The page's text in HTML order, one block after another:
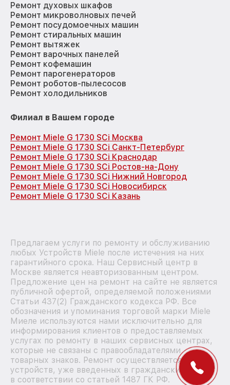
Ремонт духовых шкафов
Ремонт микроволновых печей
Ремонт посудомоечных машин
Ремонт стиральных машин
Ремонт вытяжек
Ремонт варочных панелей
Ремонт кофемашин
Ремонт парогенераторов
Ремонт роботов-пылесосов
Ремонт холодильников
Филиал в Вашем городе
Ремонт Miele G 1730 SCi Москва
Ремонт Miele G 1730 SCi Санкт-Петербург
Ремонт Miele G 1730 SCi Краснодар
Ремонт Miele G 1730 SCi Ростов-на-Дону
Ремонт Miele G 1730 SCi Нижний Новгород
Ремонт Miele G 1730 SCi Новосибирск
Ремонт Miele G 1730 SCi Казань
Предлагаем услуги по ремонту и обслуживанию
любых Устройств Miele после истечения на них
гарантийного срока. Наш Сервисный центр в
Москве является неавторизованным центром.
Предложение цен на ремонт на сайте не является
публичной офертой, определяемой положениями
Статьи 437(2) Гражданского кодекса РФ. Все
обозначения и упоминания торговой марки Miele
Миеле используются нами исключительно для
информирования клиентов о предоставляемых
услугах по ремонту в наших сервисных центрах,
которые не связаны с правообладателями
товарных знаков. Ремонт осуществляется для
устройств, уже введенных в гражданский оборот
в соответствии со статьей 1487 ГК РФ.